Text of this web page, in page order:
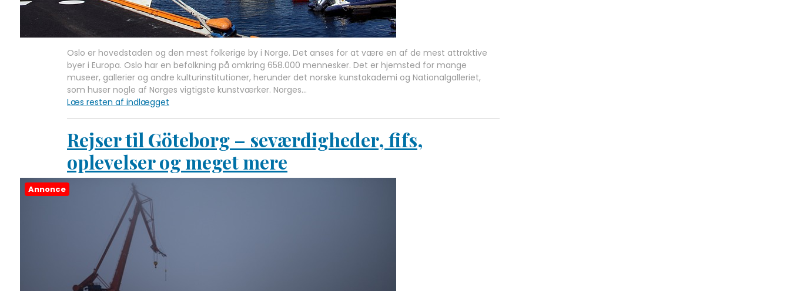
Oslo er hovedstaden og den mest folkerige by i Norge. Det anses for at være en af de mest attraktive
byer i Europa. Oslo har en befolkning på omkring 658.000 mennesker. Det er hjemsted for mange
museer, gallerier og andre kulturinstitutioner, herunder det norske kunstakademi og Nationalgalleriet,
som huser nogle af Norges vigtigste kunstværker. Norges…
Læs resten af indlægget
Rejser til Göteborg – seværdigheder, fifs,
oplevelser og meget mere
Annonce